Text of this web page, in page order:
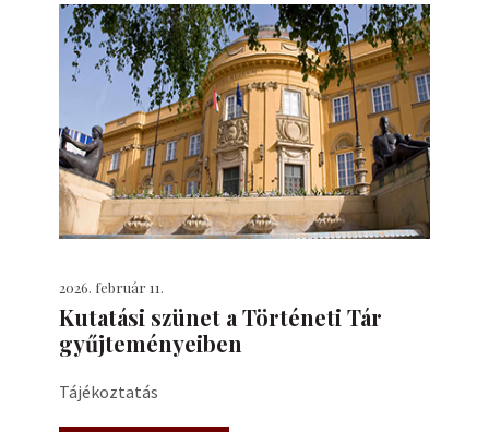
2026. február 11.
Kutatási szünet a Történeti Tár
gyűjteményeiben
Tájékoztatás